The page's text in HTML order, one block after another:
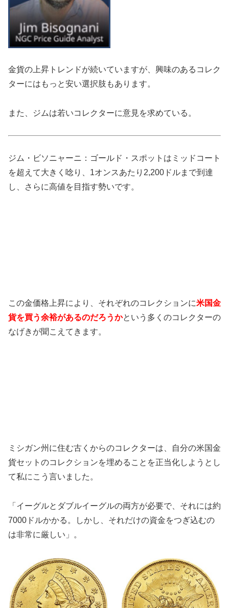
金貨の上昇トレンドが続いていますが、興味のあるコレク
ターにはもっと安い選択肢もあります。
また、ジムは若いコレクターに意見を求めている。
ジム・ビソニャーニ：ゴールド・スポットはミッドコート
を超えて大きく唸り、1オンスあたり2,200ドルまで到達
し、さらに高値を目指す勢いです。
この金価格上昇により、それぞれのコレクションに米国金
貨を買う余裕があるのだろうかという多くのコレクターの
なげきが聞こえてきます。
ミシガン州に住む古くからのコレクターは、自分の米国金
貨セットのコレクションを埋めることを正当化しようとし
て私にこう言いました。
「イーグルとダブルイーグルの両方が必要で、それには約
7000ドルかかる。しかし、それだけの資金をつぎ込むの
は非常に厳しい」。